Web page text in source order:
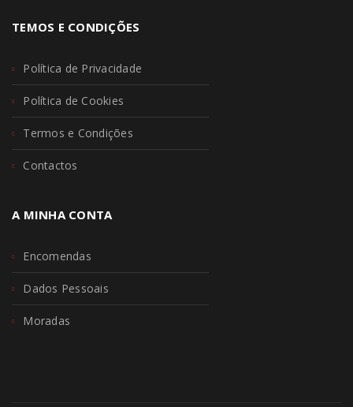
TEMOS E CONDIÇÕES
Política de Privacidade
Política de Cookies
Termos e Condições
Contactos
A MINHA CONTA
Encomendas
Dados Pessoais
Moradas